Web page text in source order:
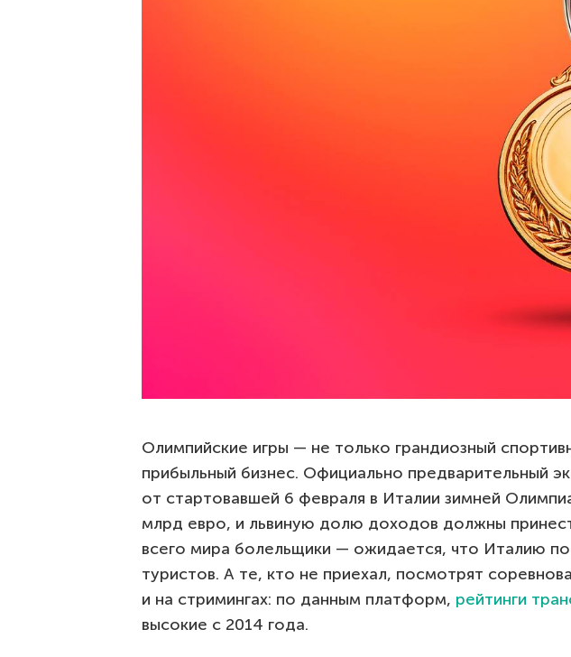
Олимпийские игры — не только грандиозный
прибыльный бизнес. Официально предварительный
от стартовавшей 6 февраля в Италии зимней
млрд евро, и львиную долю доходов должны
всего мира болельщики — ожидается, что Италию
туристов. А те, кто не приехал, посмотрят
и на стримингах: по данным платформ, рейтинги
высокие с 2014 года.